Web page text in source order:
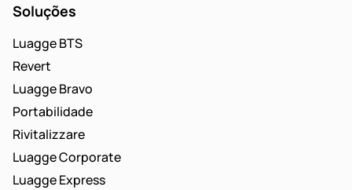
Soluções
Luagge BTS
Revert
Luagge Bravo
Portabilidade
Rivitalizzare
Luagge Corporate
Luagge Express